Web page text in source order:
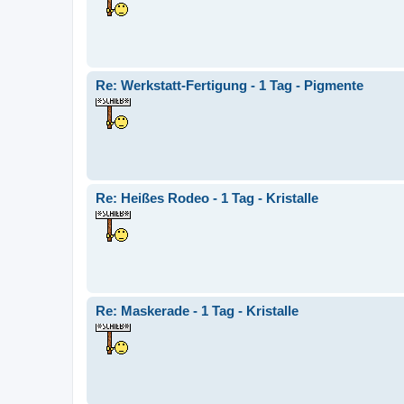
Re: Werkstatt-Fertigung - 1 Tag - Pigmente
Re: Heißes Rodeo - 1 Tag - Kristalle
Re: Maskerade - 1 Tag - Kristalle